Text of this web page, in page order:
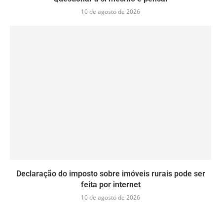
10 de agosto de 2026
Declaração do imposto sobre imóveis rurais pode ser
feita por internet
10 de agosto de 2026